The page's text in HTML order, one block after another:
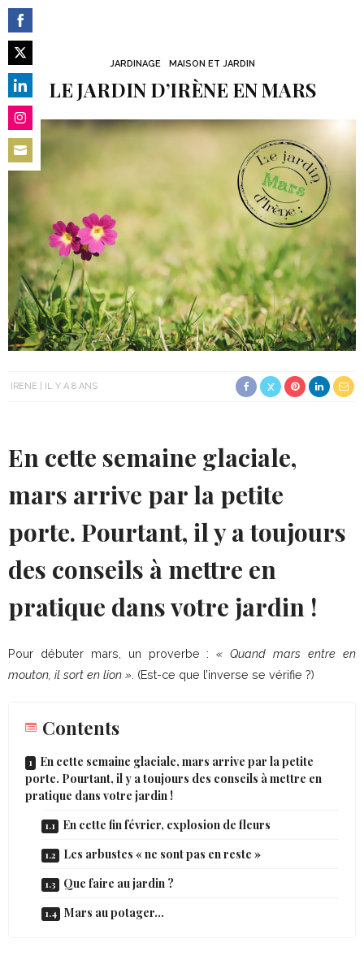
JARDINAGE MAISON ET JARDIN
LE JARDIN D’IRÈNE EN MARS
IRENE IL Y A 8 ANS
En cette semaine glaciale,
mars arrive par la petite
porte. Pourtant, il y a toujours
des conseils à mettre en
pratique dans votre jardin !
Pour débuter mars, un proverbe :« Quand mars entre en
mouton, il sort en lion ». (Est-ce que l’inverse se vérifie ?)
Contents
En cette semaine glaciale, mars arrive par la petite
porte. Pourtant, il y a toujours des conseils à mettre en
pratique dans votre jardin !
En cette fin février, explosion de fleurs
Les arbustes « ne sont pas en reste »
Que faire au jardin ?
Mars au potager…
Share
on
Facebook
Share
on
Twitter
Share
on
LinkedIn
Share
on
Share
Email